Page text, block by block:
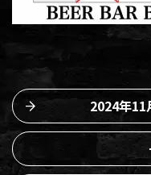
2024年11